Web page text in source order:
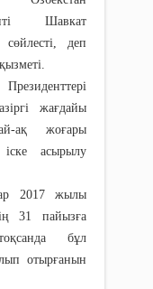
Шавкат
деп
жағдайы
ақ жоғары
іске асырылу
2017 жылы
31 пайызға
бұл
отырғанын